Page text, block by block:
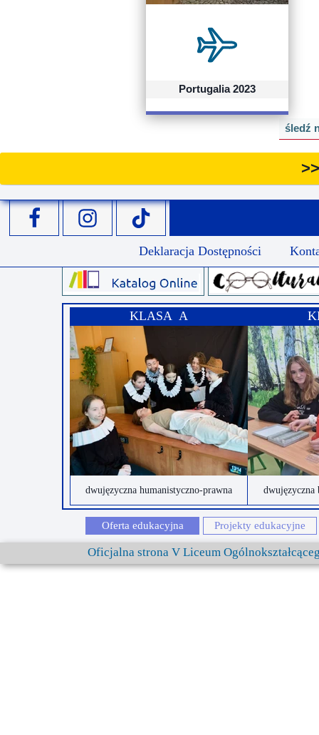
Portugalia 2023
śledź
KLASA A
dwujęzyczna
dwujęzyczna humanistyczno-prawna
Deklaracja Dostępności
Projekty edukacyjne
Oferta edukacyjna
Oficjalna strona V Liceum